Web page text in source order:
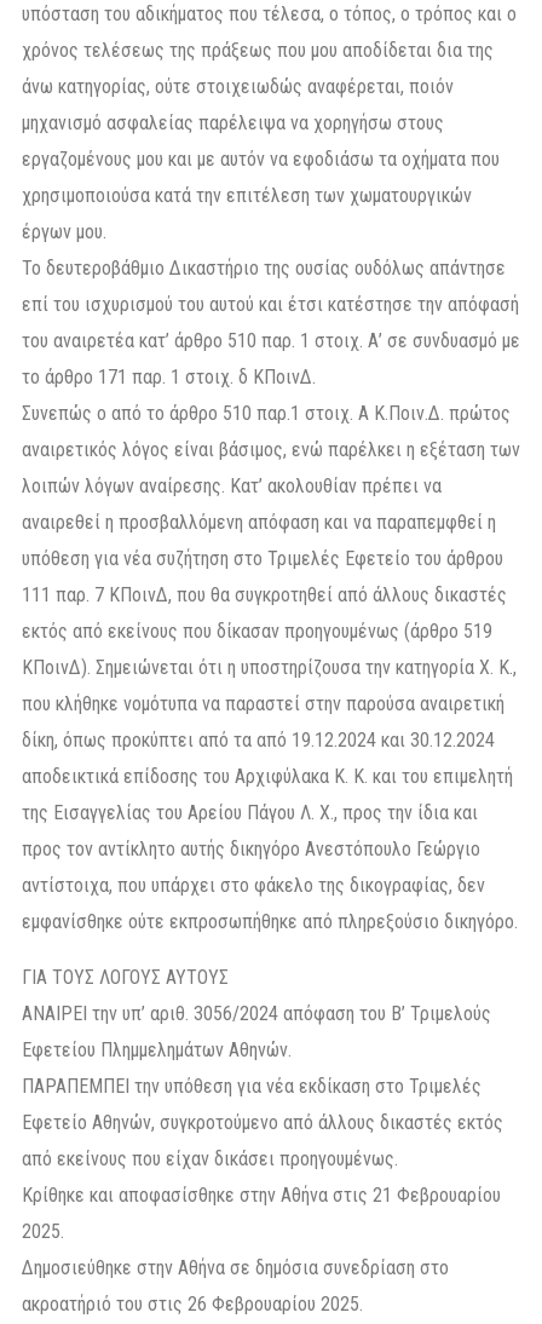
υπόσταση του αδικήματος που τέλεσα, ο τόπος, ο τρόπος και ο
χρόνος τελέσεως της πράξεως που μου αποδίδεται δια της
άνω κατηγορίας, ούτε στοιχειωδώς αναφέρεται, ποιόν
μηχανισμό ασφαλείας παρέλειψα να χορηγήσω στους
εργαζομένους μου και με αυτόν να εφοδιάσω τα οχήματα που
χρησιμοποιούσα κατά την επιτέλεση των χωματουργικών
έργων μου.
Το δευτεροβάθμιο Δικαστήριο της ουσίας ουδόλως απάντησε
επί του ισχυρισμού του αυτού και έτσι κατέστησε την απόφασή
του αναιρετέα κατ’ άρθρο 510 παρ. 1 στοιχ. Α’ σε συνδυασμό με
το άρθρο 171 παρ. 1 στοιχ. δ ΚΠοινΔ.
Συνεπώς ο από το άρθρο 510 παρ.1 στοιχ. Α Κ.Ποιν.Δ. πρώτος
αναιρετικός λόγος είναι βάσιμος, ενώ παρέλκει η εξέταση των
λοιπών λόγων αναίρεσης. Κατ’ ακολουθίαν πρέπει να
αναιρεθεί η προσβαλλόμενη απόφαση και να παραπεμφθεί η
υπόθεση για νέα συζήτηση στο Τριμελές Εφετείο του άρθρου
111 παρ. 7 ΚΠοινΔ, που θα συγκροτηθεί από άλλους δικαστές
εκτός από εκείνους που δίκασαν προηγουμένως (άρθρο 519
ΚΠοινΔ). Σημειώνεται ότι η υποστηρίζουσα την κατηγορία X. K.,
που κλήθηκε νομότυπα να παραστεί στην παρούσα αναιρετική
δίκη, όπως προκύπτει από τα από 19.12.2024 και 30.12.2024
αποδεικτικά επίδοσης του Αρχιφύλακα Κ. Κ. και του επιμελητή
της Εισαγγελίας του Αρείου Πάγου Λ. Χ., προς την ίδια και
προς τον αντίκλητο αυτής δικηγόρο Ανεστόπουλο Γεώργιο
αντίστοιχα, που υπάρχει στο φάκελο της δικογραφίας, δεν
εμφανίσθηκε ούτε εκπροσωπήθηκε από πληρεξούσιο δικηγόρο.
ΓΙΑ ΤΟΥΣ ΛΟΓΟΥΣ ΑΥΤΟΥΣ
ΑΝΑΙΡΕΙ την υπ’ αριθ. 3056/2024 απόφαση του Β’ Τριμελούς
Εφετείου Πλημμελημάτων Αθηνών.
ΠΑΡΑΠΕΜΠΕΙ την υπόθεση για νέα εκδίκαση στο Τριμελές
Εφετείο Αθηνών, συγκροτούμενο από άλλους δικαστές εκτός
από εκείνους που είχαν δικάσει προηγουμένως.
Κρίθηκε και αποφασίσθηκε στην Αθήνα στις 21 Φεβρουαρίου
2025.
Δημοσιεύθηκε στην Αθήνα σε δημόσια συνεδρίαση στο
ακροατήριό του στις 26 Φεβρουαρίου 2025.